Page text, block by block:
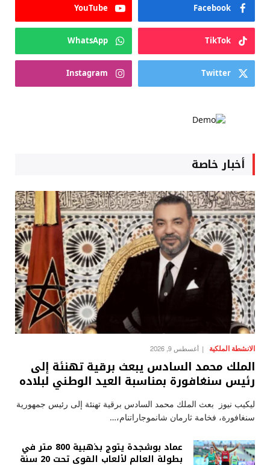
Facebook
YouTube
TikTok
WhatsApp
Twitter
Instagram
أخبار خاصة
الانشطة الملكية أغسطس 9, 2026
الملك محمد السادس يبعث برقية تهنئة إلى
رئيس سنغافورة بمناسبة العيد الوطني لبلاده
ليكيب نيوز بعث الملك محمد السادس برقية تهنئة إلى رئيس جمهورية
سنغافورة، فخامة ثارمان شانموجاراتنام،…
عماد بوشجدة يتوج بذهبية 800 متر في
بطولة العالم لألعاب القوى تحت 20 سنة